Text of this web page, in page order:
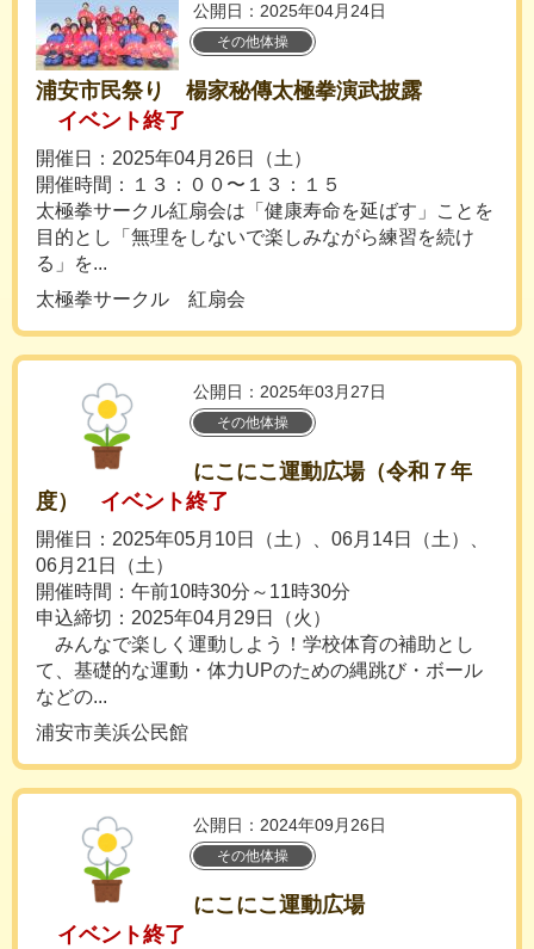
公開日：2025年04月24日
その他体操
浦安市民祭り 楊家秘傳太極拳演武披露
イベント終了
開催日：2025年04月26日（土）
開催時間：１３：００〜１３：１５
太極拳サークル紅扇会は「健康寿命を延ばす」ことを
目的とし「無理をしないで楽しみながら練習を続け
る」を...
太極拳サークル 紅扇会
公開日：2025年03月27日
その他体操
にこにこ運動広場（令和７年
度）
イベント終了
開催日：2025年05月10日（土）、06月14日（土）、
06月21日（土）
開催時間：午前10時30分～11時30分
申込締切：2025年04月29日（火）
みんなで楽しく運動しよう！学校体育の補助とし
て、基礎的な運動・体力UPのための縄跳び・ボール
などの...
浦安市美浜公民館
公開日：2024年09月26日
その他体操
にこにこ運動広場
イベント終了